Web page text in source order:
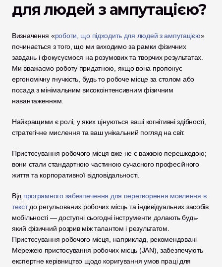
для людей з ампутацією?
Визначення «роботи, що підходить для людей з ампутацією»
починається з того, що ми виходимо за рамки фізичних
завдань і фокусуємося на розумових та творчих результатах.
Ми вважаємо роботу придатною, якщо вона пропонує
ергономічну гнучкість, будь то робоче місце за столом або
посада з мінімальним високоінтенсивним фізичним
навантаженням.
Найкращими є ролі, у яких цінуються ваші когнітивні здібності,
стратегічне мислення та ваш унікальний погляд на світ.
Пристосування робочого місця вже не є важкою перешкодою;
вони стали стандартною частиною сучасного професійного
життя та корпоративної відповідальності.
Від програмного забезпечення для перетворення мовлення в
текст до регульованих робочих місць та індивідуальних засобів
мобільності — доступні сьогодні інструменти долають будь-
який фізичний розрив між талантом і результатом.
Пристосування робочого місця, наприклад, рекомендовані
Мережею пристосування робочих місць (JAN), забезпечують
експертне керівництво щодо коригування умов праці для